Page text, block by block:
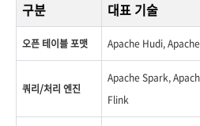
구분 대표 기술
오픈 테이블 포맷 Apache Hudi,
쿼리/처리 엔진
Apache Spark,
Flink